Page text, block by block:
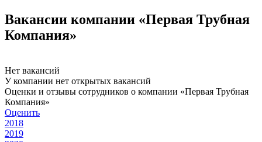
Вакансии компании «Первая Трубная
Компания»
Нет вакансий
У компании нет открытых вакансий
Оценки и отзывы сотрудников о компании «Первая Трубная
Компания»
Оценить
2018
2019